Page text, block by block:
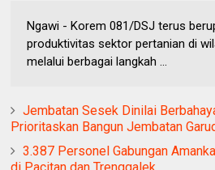
Ngawi - Korem 081/DSJ terus
produktivitas sektor pertanian di
melalui berbagai langkah ...
Jembatan Sesek Dinilai
Prioritaskan Bangun Jembatan
3.387 Personel Gabungan